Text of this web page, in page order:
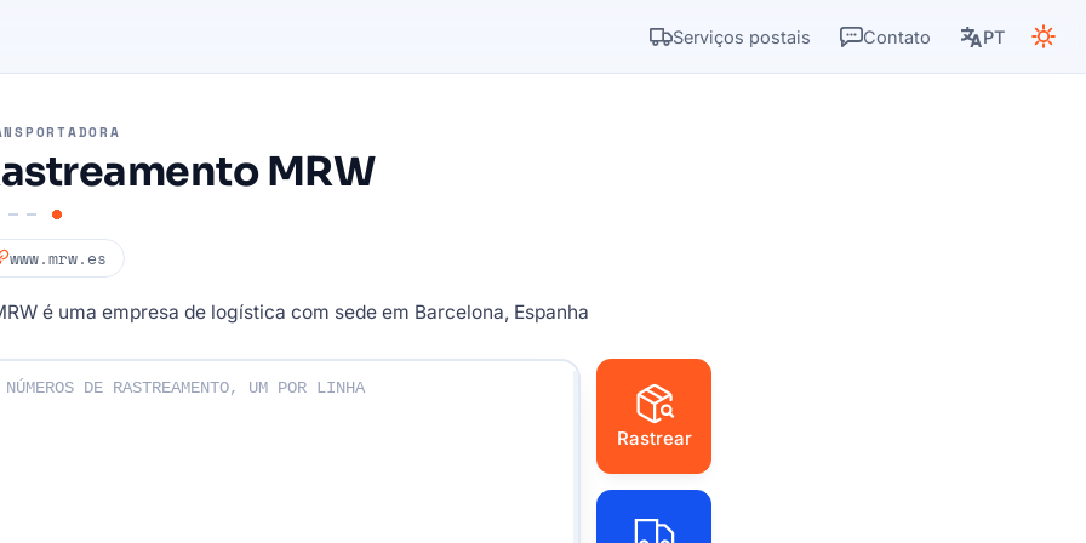
Serviços postais Contato PT
MRW
www.mrw.es
é uma empresa de logística com sede em Barcelona, ​​Espanha
de rastreamento:
Rastrear